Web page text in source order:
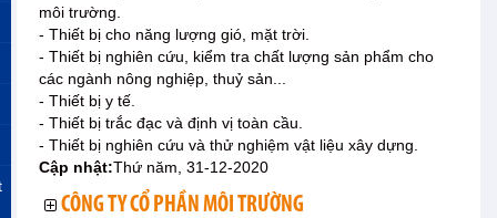
môi trường.
- Thiết bị cho năng lượng gió, mặt trời.
- Thiết bị nghiên cứu, kiểm tra chất lượng sản phẩm cho
các ngành nông nghiệp, thuỷ sản...
- Thiết bị y tế.
- Thiết bị trắc đạc và định vị toàn cầu.
- Thiết bị nghiên cứu và thử nghiệm vật liệu xây dựng.
Cập nhật:Thứ năm, 31-12-2020
CÔNG TY CỔ PHẦN MÔI TRƯỜNG